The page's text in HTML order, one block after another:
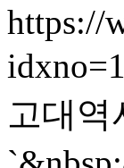
https://
고대역